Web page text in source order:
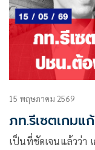
15 พฤษภาคม 2569
ภท.รีเซตเกมแ
เป็นที่ชัดเจนแล้วว่า